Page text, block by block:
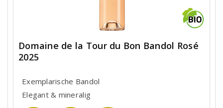
Domaine de la Tour du Bon Bandol Rosé
2025
Exemplarische Bandol
Elegant & mineralig